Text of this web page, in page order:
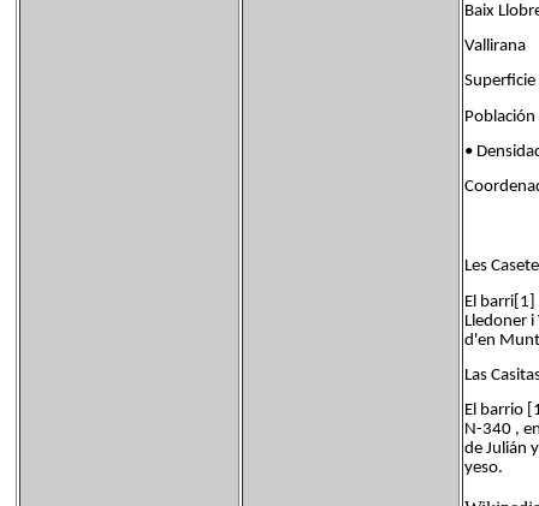
Baix
Vallirana
•
Les
El
Lledoner i
d'en
Las
El barrio
N-340 ,
de Julián
yeso.